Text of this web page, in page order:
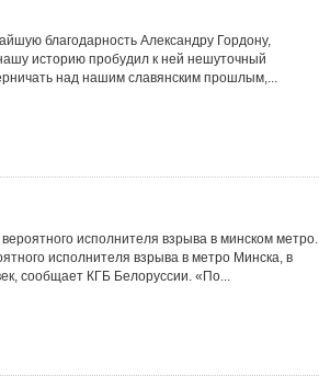
благодарность Александру Гордону,
историю пробудил к ней нешуточный
над нашим славянским прошлым,...
исполнителя взрыва в минском метро.
исполнителя взрыва в метро Минска, в
сообщает КГБ Белоруссии. «По...